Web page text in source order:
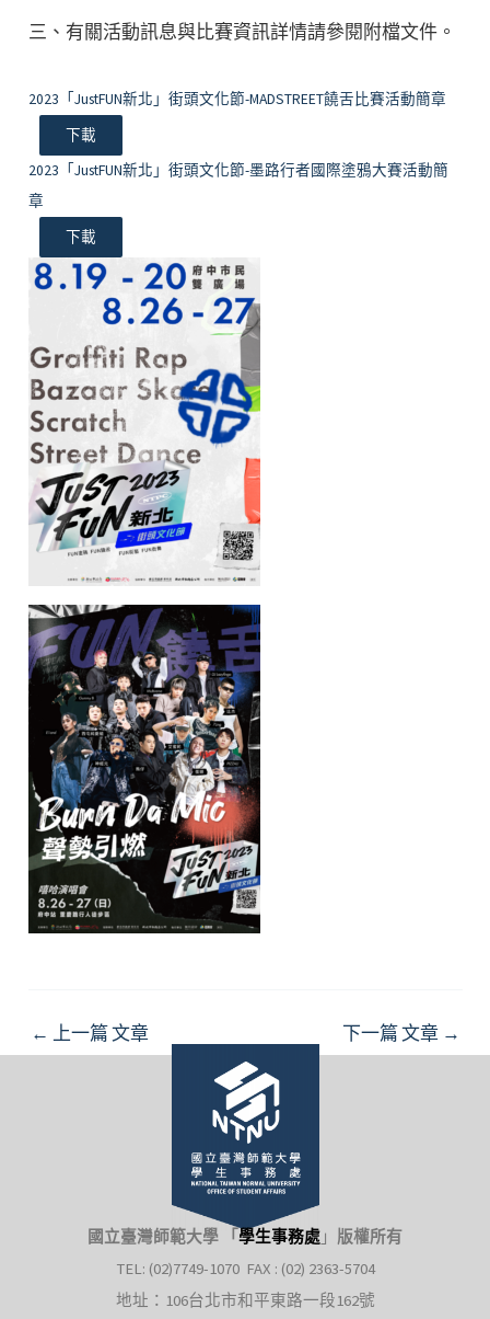
三、有關活動訊息與比賽資訊詳情請參閱附檔文件。
2023「JustFUN新北」街頭文化節-MADSTREET饒舌比賽活動簡章
下載
2023「JustFUN新北」街頭文化節-墨路行者國際塗鴉大賽活動簡
章
下載
Post
navigation
← 上一篇 文章 下一篇 文章 →
國立臺灣師範大學 「 學生事務處 」 版權所有
TEL: (02)7749-1070 FAX : (02) 2363-5704
地址：106台北市和平東路一段162號